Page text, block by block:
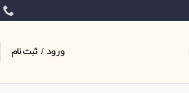
ورود / ثبت‌نام